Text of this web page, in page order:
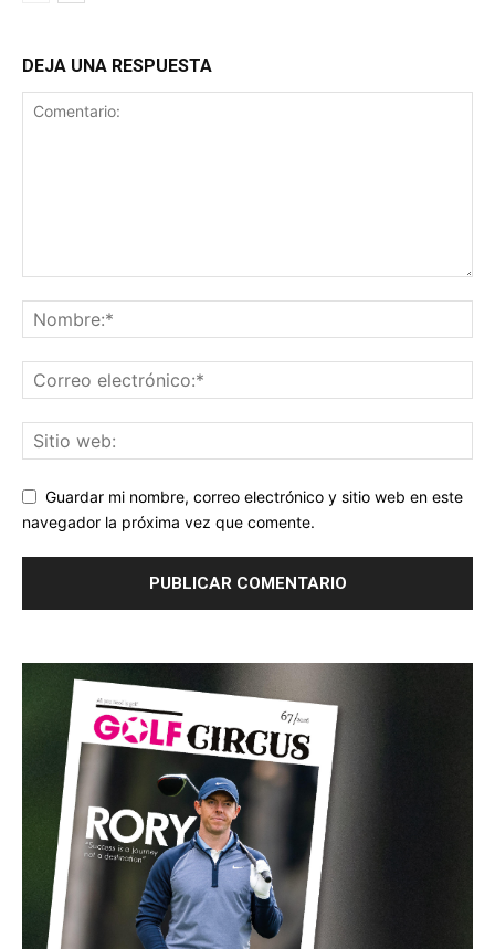
DEJA UNA RESPUESTA
Guardar mi nombre, correo electrónico y sitio web en este
navegador la próxima vez que comente.